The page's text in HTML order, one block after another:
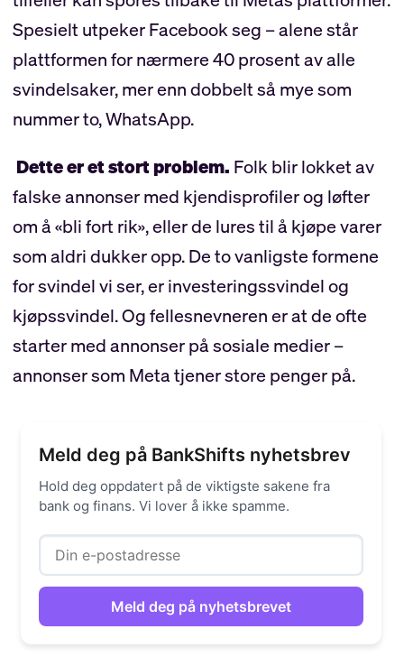
Spesielt utpeker Facebook seg – alene står
plattformen for nærmere 40 prosent av alle
svindelsaker, mer enn dobbelt så mye som
nummer to, WhatsApp.
Dette er et stort problem. Folk blir lokket av
falske annonser med kjendisprofiler og løfter
om å «bli fort rik», eller de lures til å kjøpe varer
som aldri dukker opp. De to vanligste formene
for svindel vi ser, er investeringssvindel og
kjøpssvindel. Og fellesnevneren er at de ofte
starter med annonser på sosiale medier –
annonser som Meta tjener store penger på.
Meld deg på BankShifts nyhetsbrev
Hold deg oppdatert på de viktigste sakene fra
bank og finans. Vi lover å ikke spamme.